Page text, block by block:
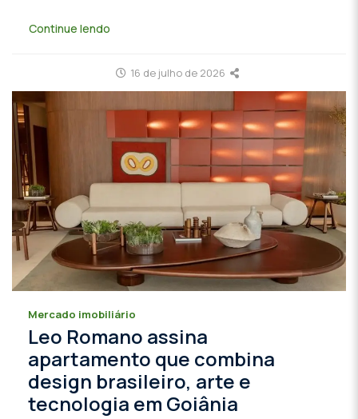
Continue lendo
16 de julho de 2026
Mercado imobiliário
Leo Romano assina
apartamento que combina
design brasileiro, arte e
tecnologia em Goiânia